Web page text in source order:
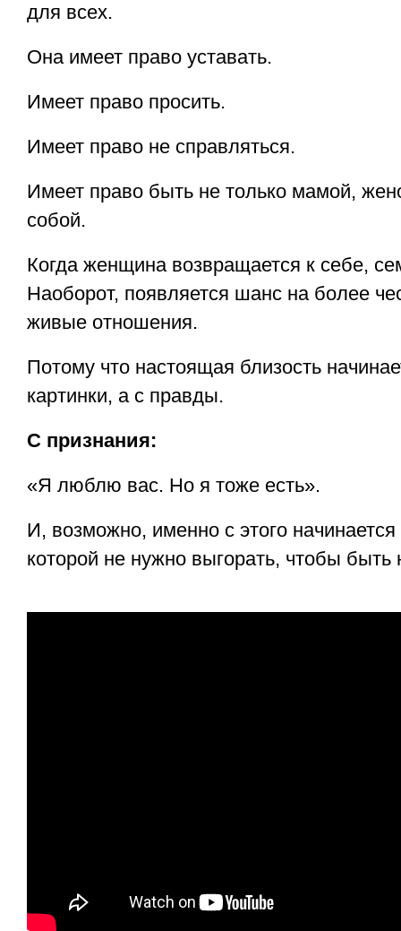
для всех.
Она имеет право уставать.
Имеет право просить.
Имеет право не справляться.
Имеет право быть не только мамой,
собой.
Когда женщина возвращается к себе,
Наоборот, появляется шанс на более
живые отношения.
Потому что настоящая близость
картинки, а с правды.
С признания:
«Я люблю вас. Но я тоже есть».
И, возможно, именно с этого начинается
которой не нужно выгорать, чтобы быть